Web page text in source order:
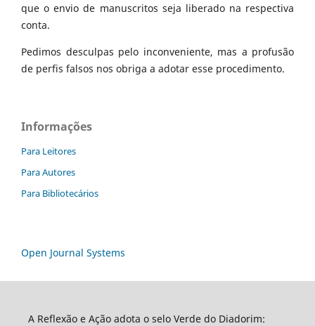
que o envio de manuscritos seja liberado na respectiva
conta.
Pedimos desculpas pelo inconveniente, mas a profusão
de perfis falsos nos obriga a adotar esse procedimento.
Informações
Para Leitores
Para Autores
Para Bibliotecários
Open Journal Systems
A Reflexão e Ação adota o selo Verde do Diadorim: